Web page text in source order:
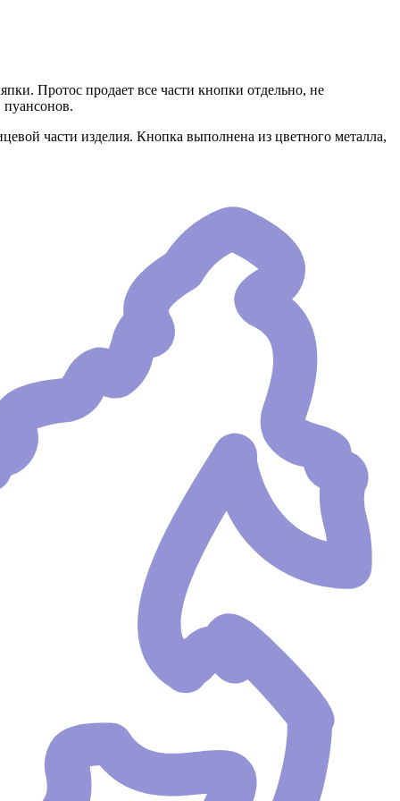
Протос продает все части кнопки отдельно, не
части изделия. Кнопка выполнена из цветного металла,